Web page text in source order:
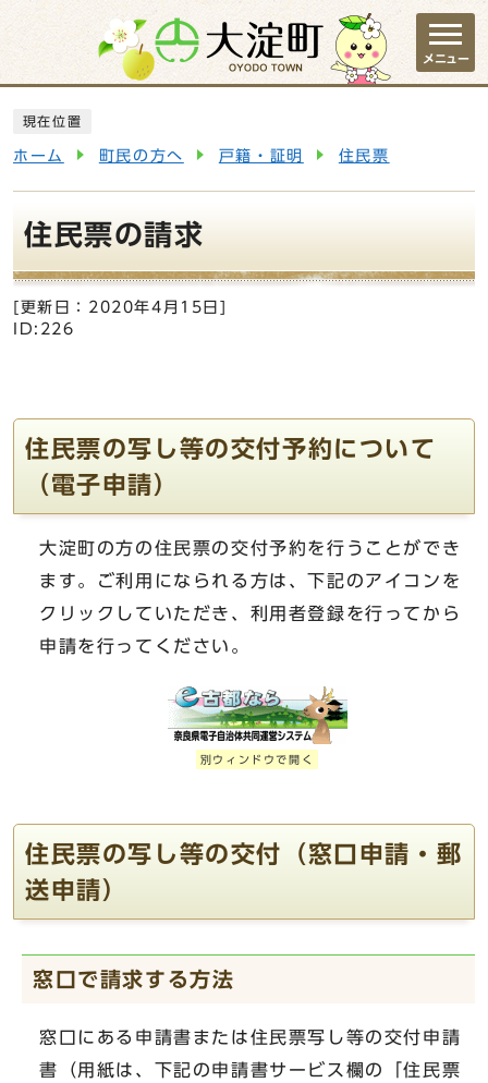
ページの先頭です
メニュー
現在位置
ホーム 町民の方へ 戸籍・証明 住民票
住民票の請求
[更新日： 2020年4月15日
ID:226
住民票の写し等の交付予約について
（電子申請）
大淀町の方の住民票の交付予約を行うことができ
ます。ご利用になられる方は、下記のアイコンを
クリックしていただき、利用者登録を行ってから
申請を行ってください。
別ウィンドウで開く
住民票の写し等の交付（窓口申請・郵
送申請）
窓口で請求する方法
窓口にある申請書または住民票写し等の交付申請
書（用紙は、下記の申請書サービス欄の「住民票